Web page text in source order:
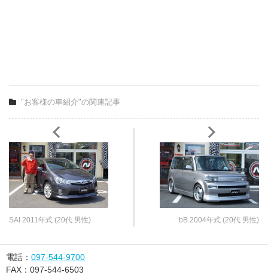
"お客様の車紹介"の関連記事
SAI 2011年式 (20代 男性) bB 2004年式 (20代 男性)
電話： 097-544-9700
FAX： 097-544-6503